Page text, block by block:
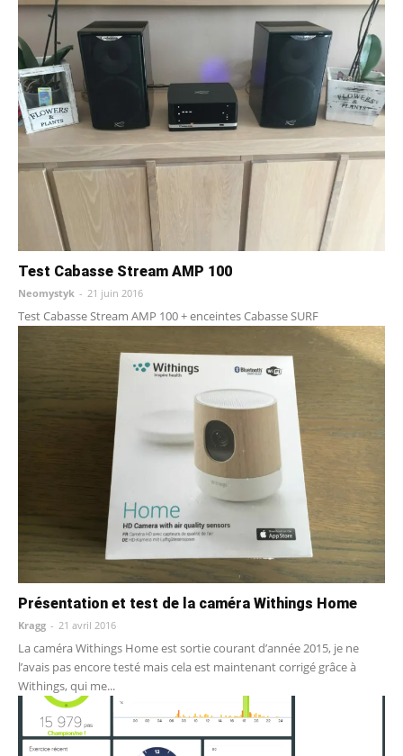
Test Cabasse Stream AMP 100
Neomystyk - 21 juin 2016
Test Cabasse Stream AMP 100 + enceintes Cabasse SURF
Présentation et test de la caméra Withings Home
Kragg - 21 avril 2016
La caméra Withings Home est sortie courant d’année 2015, je ne
l’avais pas encore testé mais cela est maintenant corrigé grâce à
Withings, qui me...